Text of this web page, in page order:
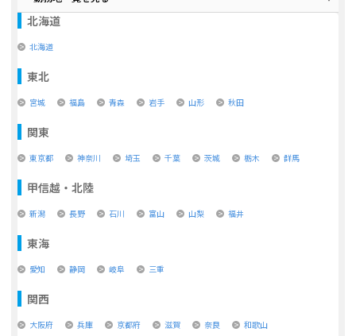
北海道
北海道
東北
宮城 福島 青森 岩手 山形 秋田
関東
東京都 神奈川 埼玉 千葉 茨城 栃木 群馬
甲信越・北陸
新潟 長野 石川 富山 山梨 福井
東海
愛知 静岡 岐阜 三重
関西
大阪府 兵庫 京都府 滋賀 奈良 和歌山